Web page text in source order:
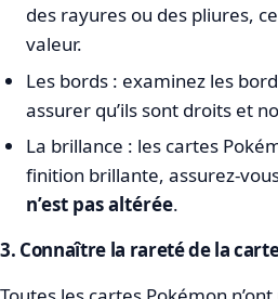
des rayures ou des pliures,
valeur.
Les bords : examinez les
assurer qu’ils sont droits et
La brillance : les cartes
finition brillante, assurez-
n’est pas altérée.
3. Connaître la rareté de la